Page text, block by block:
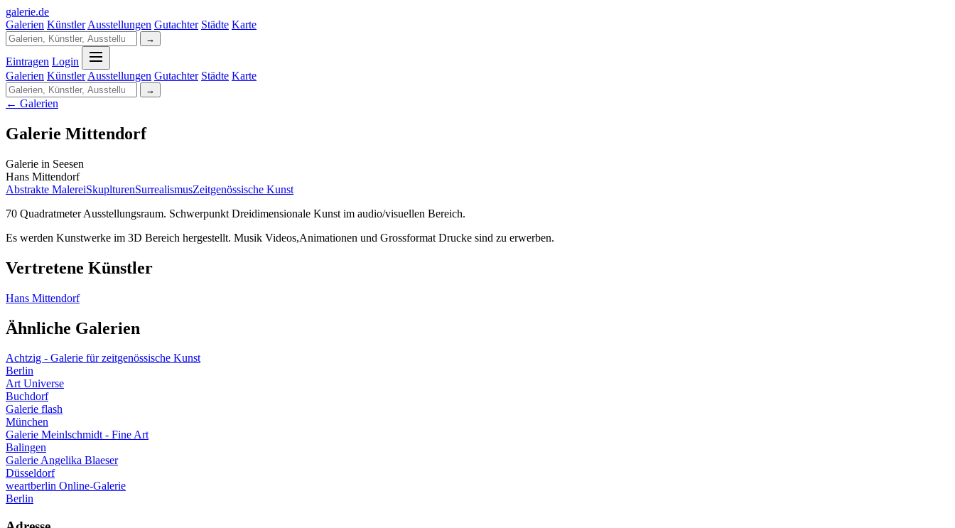
galerie.de
Galerien Künstler Ausstellungen Gutachter Städte Karte
→
Eintragen Login
Galerien Künstler Ausstellungen Gutachter Städte Karte
→
← Galerien
Galerie Mittendorf
Galerie in Seesen
Hans Mittendorf
Abstrakte MalereiSkuplturenSurrealismusZeitgenössische Kunst
70 Quadratmeter Ausstellungsraum. Schwerpunkt Dreidimensionale Kunst im audio/visuellen Bereich.
Es werden Kunstwerke im 3D Bereich hergestellt. Musik Videos,Animationen und Grossformat Drucke sind zu erwerben.
Vertretene Künstler
Hans Mittendorf
Ähnliche Galerien
Achtzig - Galerie für zeitgenössische Kunst
Berlin
Art Universe
Buchdorf
Galerie flash
München
Galerie Meinlschmidt - Fine Art
Balingen
Galerie Angelika Blaeser
Düsseldorf
weartberlin Online-Galerie
Berlin